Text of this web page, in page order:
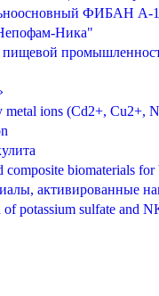
ФИБАН А-1
Ника"
metal ions (Cd2+, Cu2+,
biomaterials for
активированные
potassium sulfate and